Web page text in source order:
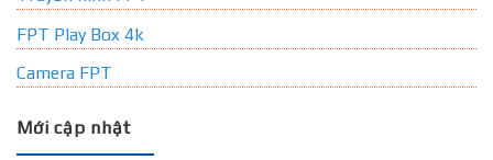
FPT Play Box 4k
Camera FPT
Mới cập nhật